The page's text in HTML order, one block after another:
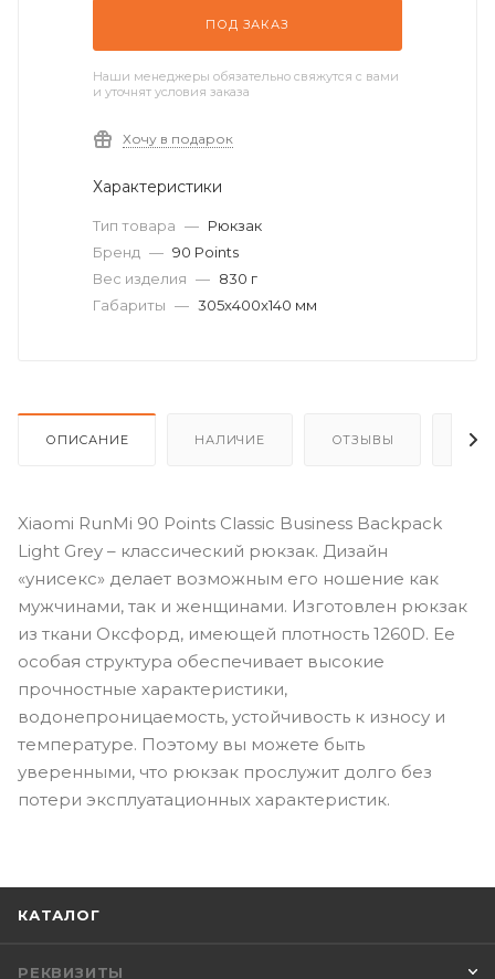
ПОД ЗАКАЗ
Наши менеджеры обязательно свяжутся с вами
и уточнят условия заказа
Хочу в подарок
Характеристики
Тип товара — Рюкзак
Бренд — 90 Points
Вес изделия — 830 г
Габариты — 305x400x140 мм
ОПИСАНИЕ НАЛИЧИЕ ОТЗЫВЫ
Xiaomi RunMi 90 Points Classic Business Backpack
Light Grey – классический рюкзак. Дизайн
«унисекс» делает возможным его ношение как
мужчинами, так и женщинами. Изготовлен рюкзак
из ткани Оксфорд, имеющей плотность 1260D. Ее
особая структура обеспечивает высокие
прочностные характеристики,
водонепроницаемость, устойчивость к износу и
температуре. Поэтому вы можете быть
уверенными, что рюкзак прослужит долго без
потери эксплуатационных характеристик.
КАТАЛОГ
РЕКВИЗИТЫ